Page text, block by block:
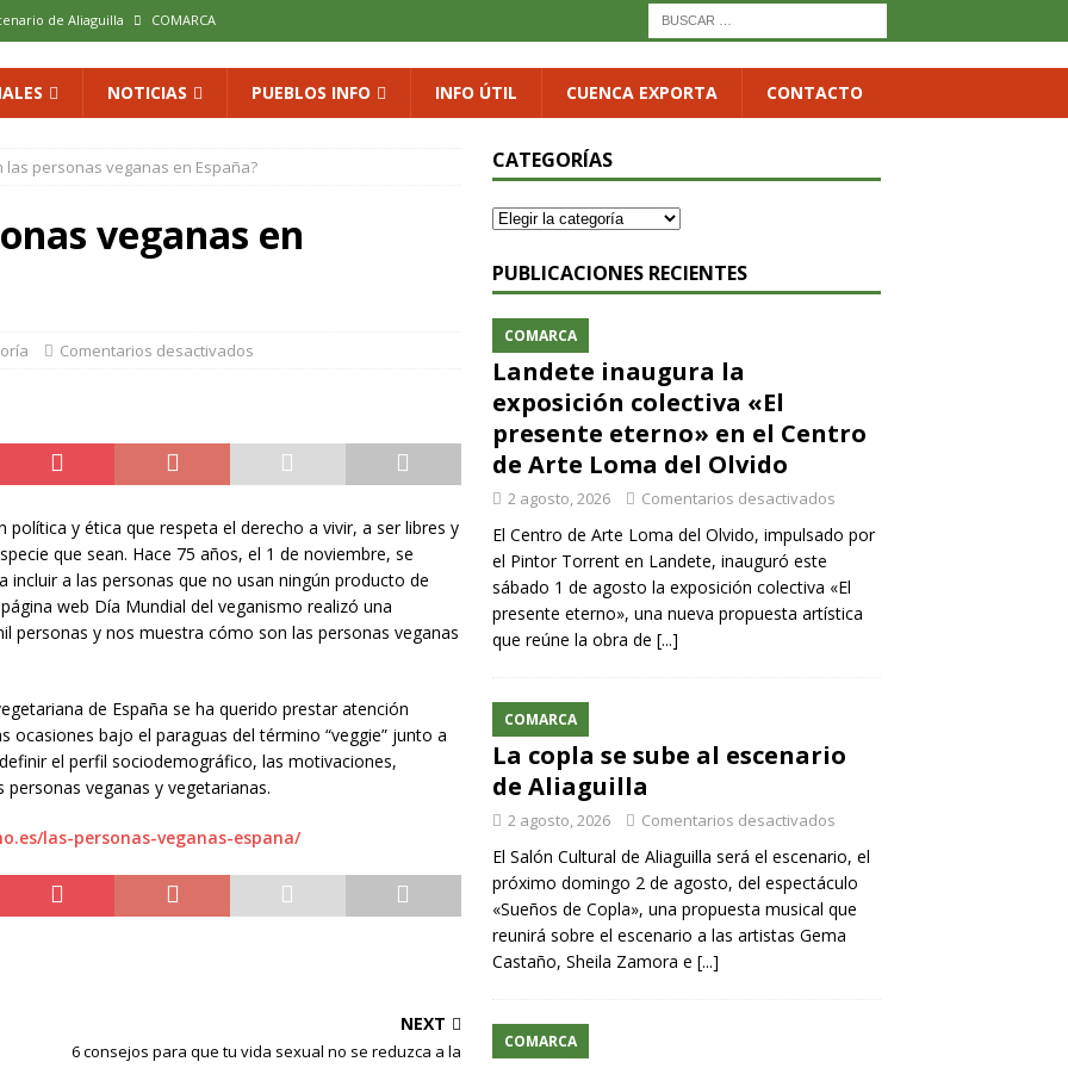
calles en un museo al aire libre con una innovadora ruta sobre
vino: la vendimia más temprana de la historia ya es una realidad
con ilusión renovada DEPORTE
NOTICIAS PUEBLOS INFO INFO ÚTIL CUENCA EXPORTA CONTACTO
las personas veganas en España?
veganas en
Comentarios desactivados
y ética que respeta el derecho a vivir, a ser libres y
que sean. Hace 75 años, el 1 de noviembre, se
a las personas que no usan ningún producto de
web Día Mundial del veganismo realizó una
personas y nos muestra cómo son las personas veganas
de España se ha querido prestar atención
ocasiones bajo el paraguas del término “veggie” junto a
el perfil sociodemográfico, las motivaciones,
veganas y vegetarianas.
las-personas-veganas-espana/
NEXT
6 consejos para que tu vida sexual no se reduzca a la
CATEGORÍAS
PUBLICACIONES RECIENTES
COMARCA
Landete inaugura la
exposición colectiva «El
presente eterno» en el Centro
de Arte Loma del Olvido
2 agosto, 2026 Comentarios desactivados
El Centro de Arte Loma del Olvido, impulsado por
el Pintor Torrent en Landete, inauguró este
sábado 1 de agosto la exposición colectiva «El
presente eterno», una nueva propuesta artística
que reúne la obra de [...]
COMARCA
La copla se sube al escenario
de Aliaguilla
2 agosto, 2026 Comentarios desactivados
El Salón Cultural de Aliaguilla será el escenario, el
próximo domingo 2 de agosto, del espectáculo
«Sueños de Copla», una propuesta musical que
reunirá sobre el escenario a las artistas Gema
Castaño, Sheila Zamora e [...]
COMARCA